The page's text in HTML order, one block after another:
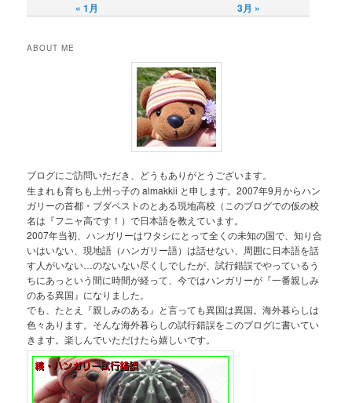
« 1月 3月 »
ABOUT ME
ブログにご訪問いただき、どうもありがとうございます。
生まれも育ちも上州っ子の almakkii と申します。2007年9月からハン
ガリーの首都・ブダペストのとある現地高校（このブログでの仮の校
名は『フニャ高です！）で日本語を教えています。
2007年当初、ハンガリーはワタシにとって全くの未知の国で、知り合
いはいない、現地語（ハンガリー語）は話せない、周囲に日本語を話
す人がいない…のないない尽くしでしたが、試行錯誤でやっているう
ちにあっという間に時間が経って、今ではハンガリーが『一番親しみ
のある異国』になりました。
でも、たとえ『親しみのある』と言っても異国は異国。海外暮らしは
色々あります。そんな海外暮らしの試行錯誤をこのブログに書いてい
きます。楽しんでいただけたら嬉しいです。